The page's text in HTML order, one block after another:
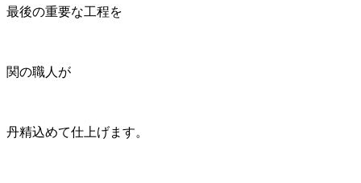
最後の重要な工程を
関の職人が
丹精込めて仕上げます。